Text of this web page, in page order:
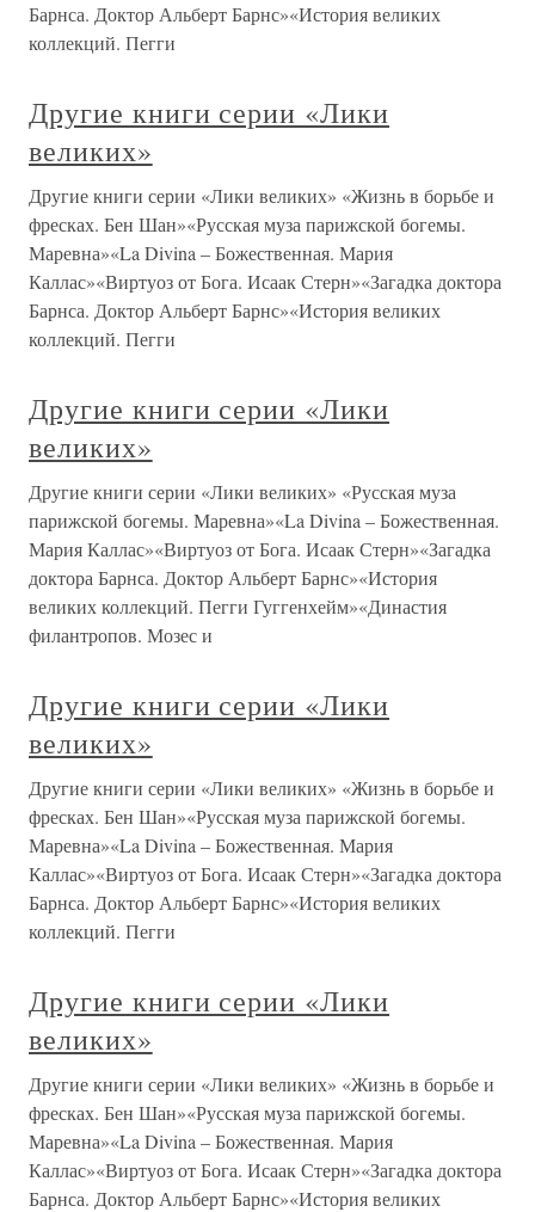
Барнса. Доктор Альберт Барнс»«История великих
коллекций. Пегги
Другие книги серии «Лики
великих»
Другие книги серии «Лики великих» «Жизнь в борьбе и
фресках. Бен Шан»«Русская муза парижской богемы.
Маревна»«La Divina – Божественная. Мария
Каллас»«Виртуоз от Бога. Исаак Стерн»«Загадка доктора
Барнса. Доктор Альберт Барнс»«История великих
коллекций. Пегги
Другие книги серии «Лики
великих»
Другие книги серии «Лики великих» «Русская муза
парижской богемы. Маревна»«La Divina – Божественная.
Мария Каллас»«Виртуоз от Бога. Исаак Стерн»«Загадка
доктора Барнса. Доктор Альберт Барнс»«История
великих коллекций. Пегги Гуггенхейм»«Династия
филантропов. Мозес и
Другие книги серии «Лики
великих»
Другие книги серии «Лики великих» «Жизнь в борьбе и
фресках. Бен Шан»«Русская муза парижской богемы.
Маревна»«La Divina – Божественная. Мария
Каллас»«Виртуоз от Бога. Исаак Стерн»«Загадка доктора
Барнса. Доктор Альберт Барнс»«История великих
коллекций. Пегги
Другие книги серии «Лики
великих»
Другие книги серии «Лики великих» «Жизнь в борьбе и
фресках. Бен Шан»«Русская муза парижской богемы.
Маревна»«La Divina – Божественная. Мария
Каллас»«Виртуоз от Бога. Исаак Стерн»«Загадка доктора
Барнса. Доктор Альберт Барнс»«История великих